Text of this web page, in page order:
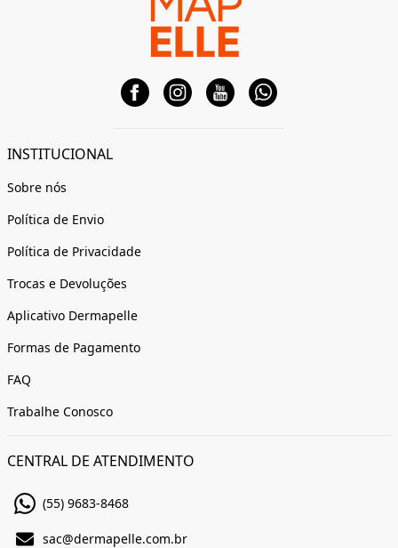
INSTITUCIONAL
Sobre nós
Política de Envio
Política de Privacidade
Trocas e Devoluções
Aplicativo Dermapelle
Formas de Pagamento
FAQ
Trabalhe Conosco
CENTRAL DE ATENDIMENTO
(55) 9683-8468
sac@dermapelle.com.br